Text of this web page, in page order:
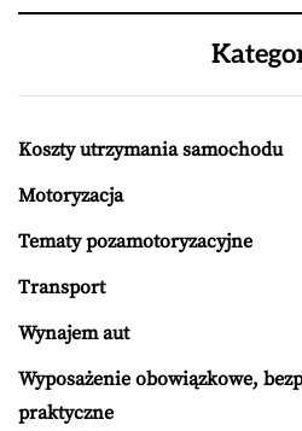
Koszty utrzymania samochodu
Motoryzacja
Tematy pozamotoryzacyjne
Transport
Wynajem aut
Wyposażenie obowiązkowe,
praktyczne